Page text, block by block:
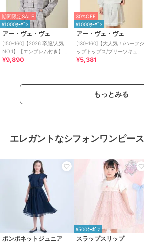
期間限定SALE
¥1000ｸｰﾎﾟﾝ
アー・ヴェ・ヴェ
[150-160]【2026 卒服/人気
NO.1】【エンブレム付き】シ
ョートテーラードジャケット
¥9,890
30%OFF
¥1000ｸｰﾎﾟﾝ
アー・ヴェ・ヴェ
[130-160]【大人気！/ハーフジ
ップトップス/プリーツキュロ
ット】切り替えトレーナーセ
¥5,381
もっとみる
エレガントなシフォンワンピース
ポンポネットジュニア
¥500ｸｰﾎﾟﾝ
スラップスリップ